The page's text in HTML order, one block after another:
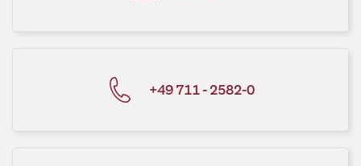
+49 711 - 2582-0